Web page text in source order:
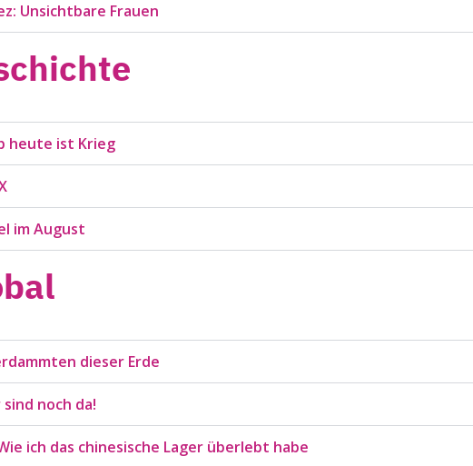
Unsichtbare Frauen
heute ist Krieg
im August
dieser Erde
sind noch da!
ich das chinesische Lager überlebt habe